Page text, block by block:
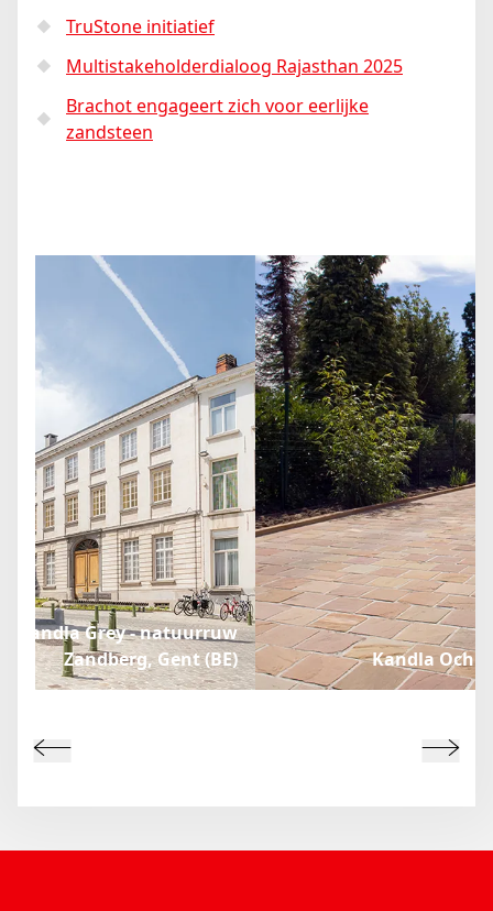
TruStone initiatief
Multistakeholderdialoog Rajasthan 2025
Brachot engageert zich voor eerlijke
zandsteen
Kandla Grey - natuurruw
Zandberg, Gent (BE)
Kandla